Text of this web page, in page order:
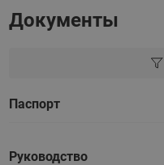
Документы
Паспорт
Руководство